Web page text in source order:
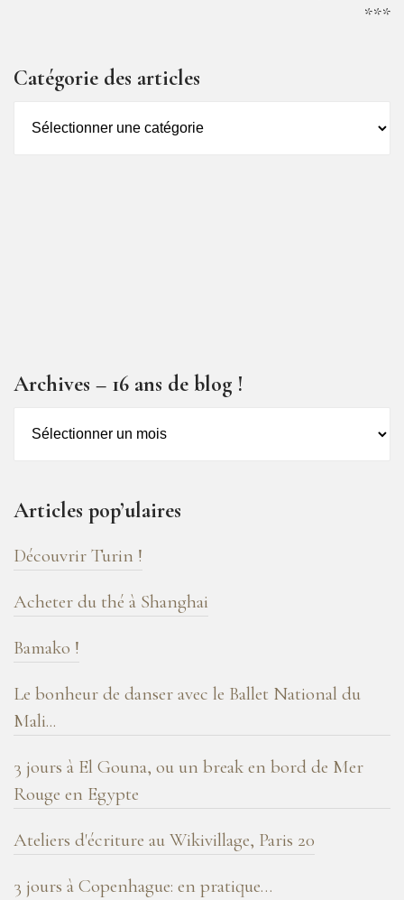
***
Catégorie des articles
des
Archives – 16 ans de blog !
de
blog
!
Articles pop’ulaires
Découvrir Turin !
Acheter du thé à Shanghai
Bamako !
Le bonheur de danser avec le Ballet National du
Mali...
3 jours à El Gouna, ou un break en bord de Mer
Rouge en Egypte
Ateliers d'écriture au Wikivillage, Paris 20
3 jours à Copenhague: en pratique…